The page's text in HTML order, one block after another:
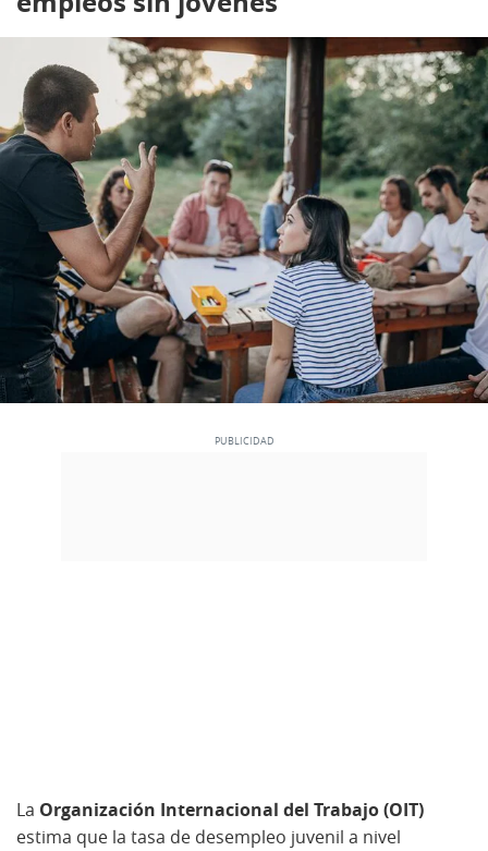
La Organización Internacional del Trabajo (OIT)
estima que la tasa de desempleo juvenil a nivel